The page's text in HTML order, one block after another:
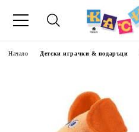
Начало Детски играчки & подаръци